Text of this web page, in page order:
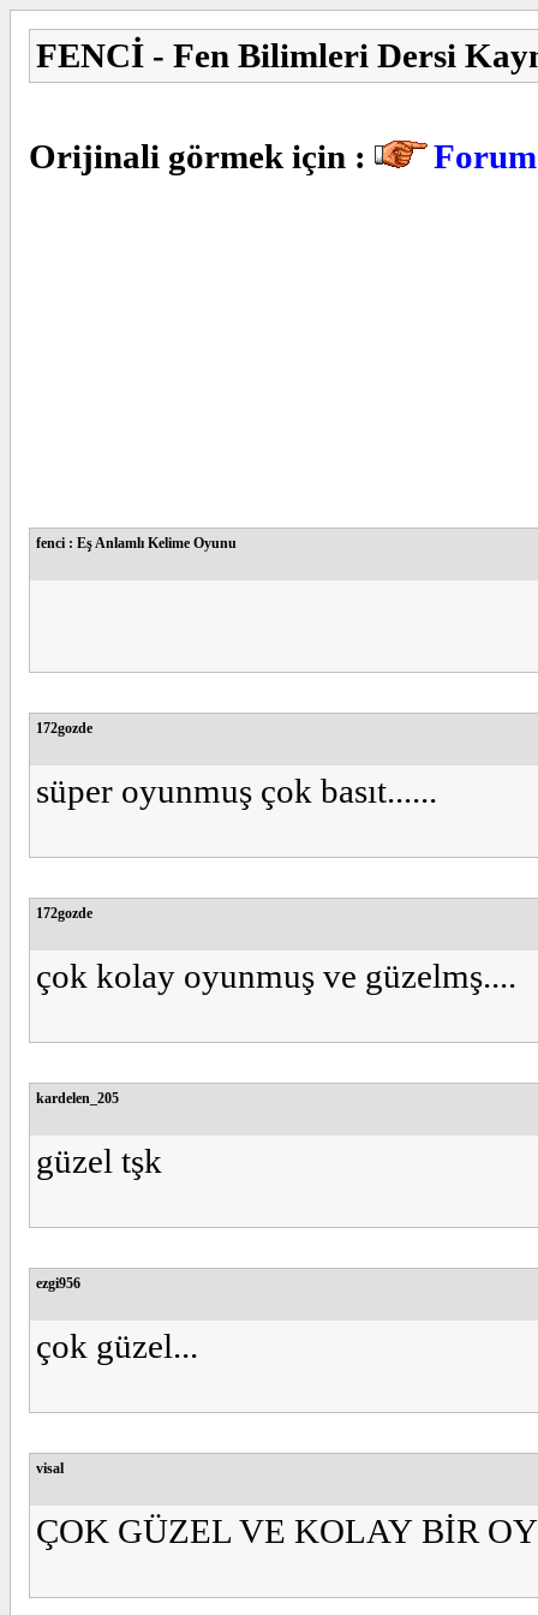
FENCİ - Fen Bilimleri Dersi
Orijinali görmek için :
fenci : Eş Anlamlı Kelime Oyunu
172gozde
süper oyunmuş çok basıt......
172gozde
çok kolay oyunmuş ve güzelmş....
kardelen_205
güzel tşk
ezgi956
çok güzel...
visal
ÇOK GÜZEL VE KOLAY BİR